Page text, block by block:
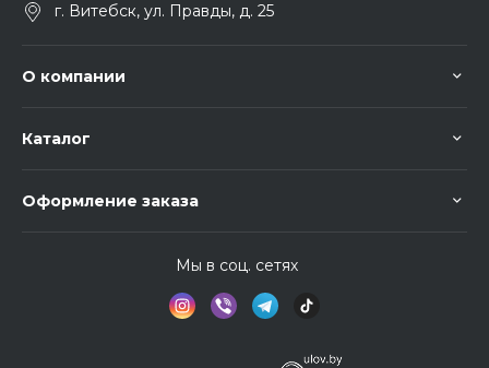
г. Витебск, ул. Правды, д. 25
О компании
Каталог
Оформление заказа
Мы в соц. сетях